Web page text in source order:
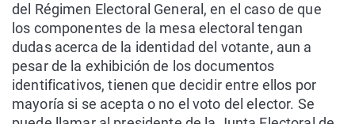
del Régimen Electoral General, en el caso de que
los componentes de la mesa electoral tengan
dudas acerca de la identidad del votante, aun a
pesar de la exhibición de los documentos
identificativos, tienen que decidir entre ellos por
mayoría si se acepta o no el voto del elector. Se